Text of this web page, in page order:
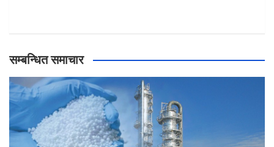
सम्बन्धित समाचार